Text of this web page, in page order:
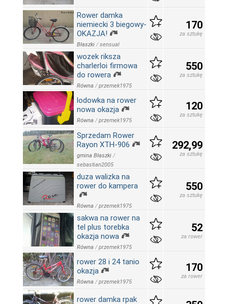
Rower damka
niemiecki 3 biegowy-
OKAZJA!
Błaszki /sensual
170
za sztukę
wozek riksza
charlerloi firmowa
do rowera
Równa /przemek1975
550
za sztukę
lodowka na rower
nowa okazja
Równa /przemek1975
120
za sztukę
Sprzedam Rower
Rayon XTH-906
gmina Błaszki /
sebastian2005
292,99
za sztukę
duza walizka na
rower do kampera
Równa /przemek1975
550
za sztukę
sakwa na rower na
tel plus torebka
okazja nowa
Równa /przemek1975
52
za rower
rower 28 i 24 tanio
okazja
Równa /przemek1975
170
za rower
rower damka rpak